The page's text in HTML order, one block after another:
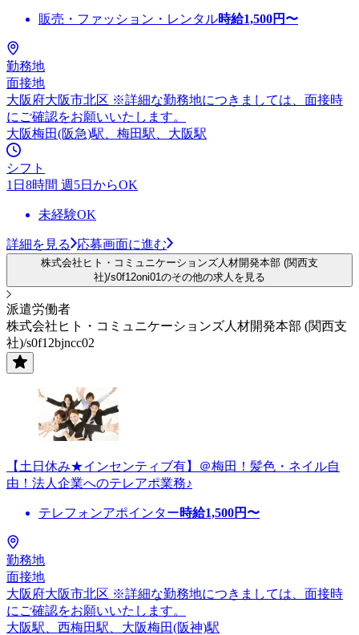
販売・ファッション・レンタル時給1,500円〜
勤務地
面接地
大阪府大阪市北区 ※詳細な勤務地につきましては、面接時
にご確認をお願いいたします。
大阪梅田(阪急)駅、梅田駅、大阪駅
シフト
1日8時間 週5日からOK
未経験OK
詳細を見る 応募画面に進む
株式会社ヒト・コミュニケーションズ人材開発本部 (関西支
社)/s0f12oni01のその他の求人を見る
派遣労働者
株式会社ヒト・コミュニケーションズ人材開発本部 (関西支
社)/s0f12bjncc02
【土日休み★インセンティブ有】＠梅田！髪色・ネイル自
由！法人企業へのテレアポ業務♪
テレフォンアポインター時給1,500円〜
勤務地
面接地
大阪府大阪市北区 ※詳細な勤務地につきましては、面接時
にご確認をお願いいたします。
大阪駅、西梅田駅、大阪梅田(阪神)駅